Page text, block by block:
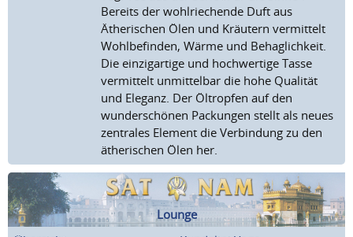
Bereits der wohlriechende Duft aus
Ätherischen Ölen und Kräutern vermittelt
Wohlbefinden, Wärme und Behaglichkeit.
Die einzigartige und hochwertige Tasse
vermittelt unmittelbar die hohe Qualität
und Eleganz. Der Öltropfen auf den
wunderschönen Packungen stellt als neues
zentrales Element die Verbindung zu den
ätherischen Ölen her.
Lounge